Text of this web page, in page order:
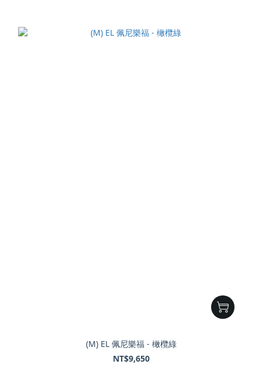
(M) EL 佩尼樂福 - 橄欖綠
NT$9,650